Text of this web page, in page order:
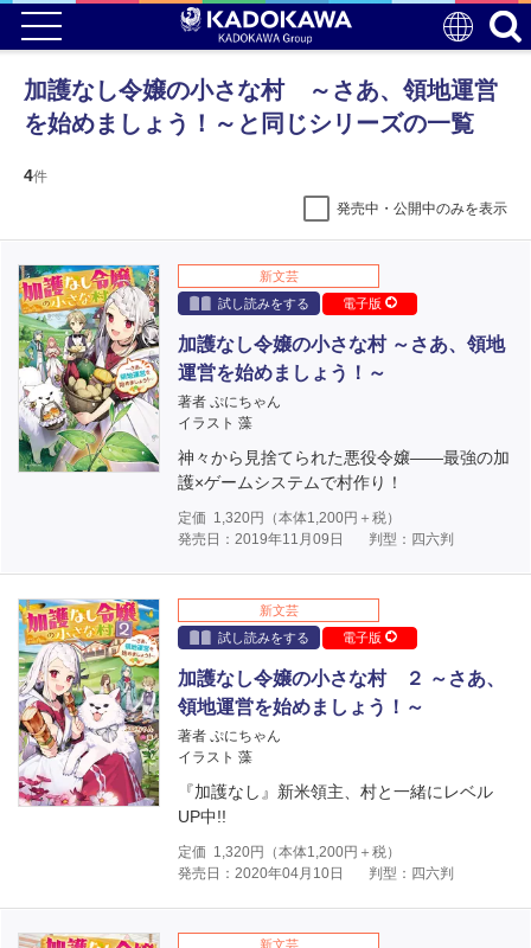
加護なし令嬢の小さな村 ～さあ、領地運営
を始めましょう！～と同じシリーズの一覧
4件
発売中・公開中のみを表示
新文芸
試し読みをする
電子版
加護なし令嬢の小さな村 ～さあ、領地
運営を始めましょう！～
著者 ぷにちゃん
イラスト 藻
神々から見捨てられた悪役令嬢――最強の加
護×ゲームシステムで村作り！
定価 1,320円（本体1,200円＋税）
発売日：2019年11月09日
判型：四六判
新文芸
試し読みをする
電子版
加護なし令嬢の小さな村 ２ ～さあ、
領地運営を始めましょう！～
著者 ぷにちゃん
イラスト 藻
『加護なし』新米領主、村と一緒にレベル
UP中!!
定価 1,320円（本体1,200円＋税）
発売日：2020年04月10日
判型：四六判
新文芸